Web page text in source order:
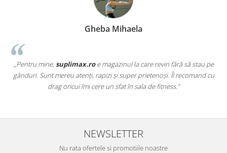
Gheba Mihaela
„Pentru mine,suplimax.roe magazinul la care revin fără să stau pe
gânduri. Sunt mereu atenți, rapizi și super prietenoși. Îl recomand cu
drag oricui îmi cere un sfat în sala de fitness.”
NEWSLETTER
Nu rata ofertele si promotiile noastre